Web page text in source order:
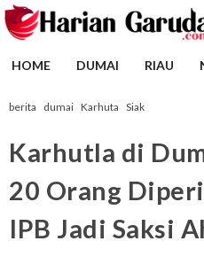
HOME DUMAI RIAU
berita dumai Karhuta Siak
Karhutla di
20 Orang
IPB Jadi Saksi